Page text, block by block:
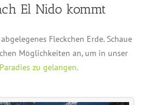
El Nido kommt
Fleckchen Erde. Schaue
Möglichkeiten an, um in unser
zu gelangen.